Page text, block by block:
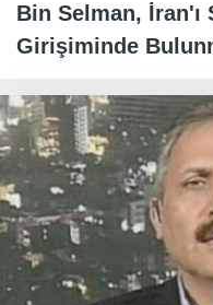
Bin Selman, İran'ı
Girişiminde